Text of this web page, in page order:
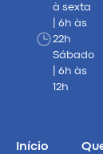
à sexta
| 6h às
22h
Sábado
| 6h às
12h
Início